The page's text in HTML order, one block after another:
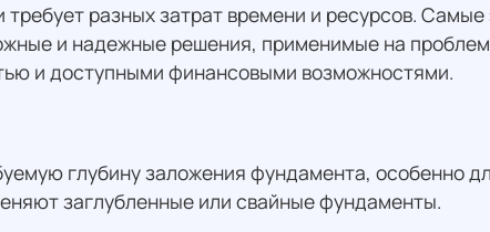
разных затрат времени и ресурсов.
и надежные решения, применимые на
и доступными финансовыми возможностями.
глубину заложения фундамента, особенно
заглубленные или свайные фундаменты.